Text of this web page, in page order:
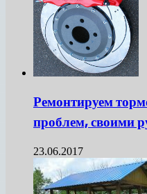
Ремонтируем
проблем, своими
23.06.2017